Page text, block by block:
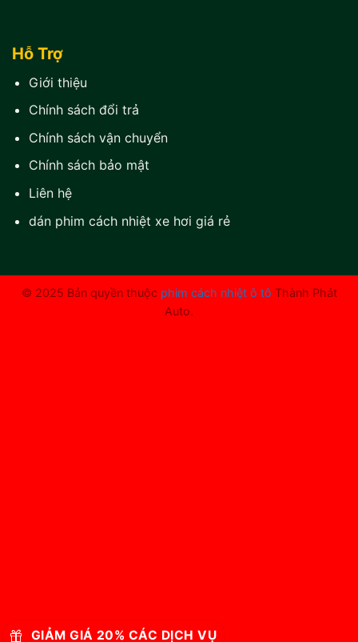
Hỗ Trợ
Giới thiệu
Chính sách đổi trả
Chính sách vận chuyển
Chính sách bảo mật
Liên hệ
dán phim cách nhiệt xe hơi giá rẻ
GIẢM GIÁ 20% CÁC DỊCH VỤ
© 2025 Bản quyền thuộc phim cách nhiệt ô tô Thành Phát
Auto.